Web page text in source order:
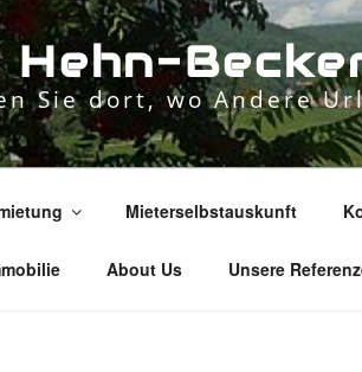
Hehn-Becke
Sie dort, wo Andere
Mieterselbstauskunft
About Us Unsere